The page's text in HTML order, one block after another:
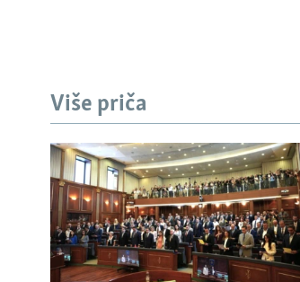
Više priča